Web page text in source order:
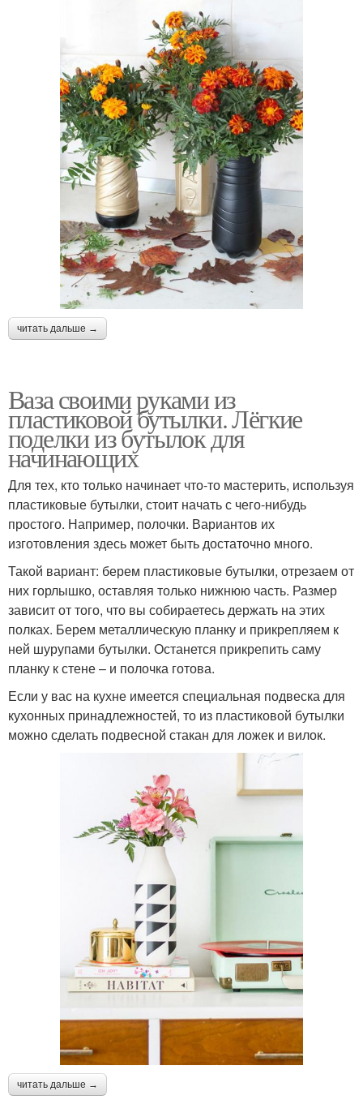
читать дальше →
Ваза своими руками из
пластиковой бутылки. Лёгкие
поделки из бутылок для
начинающих
Для тех, кто только начинает что-то мастерить, используя
пластиковые бутылки, стоит начать с чего-нибудь
простого. Например, полочки. Вариантов их
изготовления здесь может быть достаточно много.
Такой вариант: берем пластиковые бутылки, отрезаем от
них горлышко, оставляя только нижнюю часть. Размер
зависит от того, что вы собираетесь держать на этих
полках. Берем металлическую планку и прикрепляем к
ней шурупами бутылки. Останется прикрепить саму
планку к стене – и полочка готова.
Если у вас на кухне имеется специальная подвеска для
кухонных принадлежностей, то из пластиковой бутылки
можно сделать подвесной стакан для ложек и вилок.
читать дальше →